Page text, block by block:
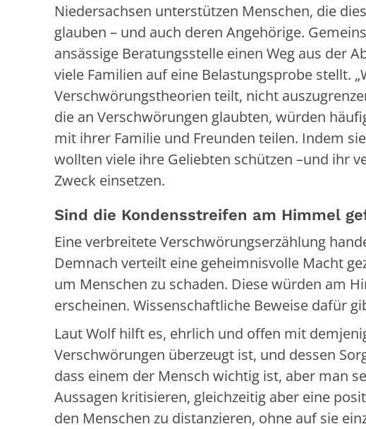
Niedersachsen unterstützen Menschen, die
glauben – und auch deren Angehörige.
ansässige Beratungsstelle einen Weg aus der
viele Familien auf eine Belastungsprobe stellt.
Verschwörungstheorien teilt, nicht
die an Verschwörungen glaubten, würden
mit ihrer Familie und Freunden teilen. Indem
wollten viele ihre Geliebten schützen –und ihr
Zweck einsetzen.
Sind die Kondensstreifen am Himmel
Eine verbreitete Verschwörungserzählung
Demnach verteilt eine geheimnisvolle Macht
um Menschen zu schaden. Diese würden am
erscheinen. Wissenschaftliche Beweise dafür
Laut Wolf hilft es, ehrlich und offen mit
Verschwörungen überzeugt ist, und dessen
dass einem der Mensch wichtig ist, aber man
Aussagen kritisieren, gleichzeitig aber eine
den Menschen zu distanzieren, ohne auf sie